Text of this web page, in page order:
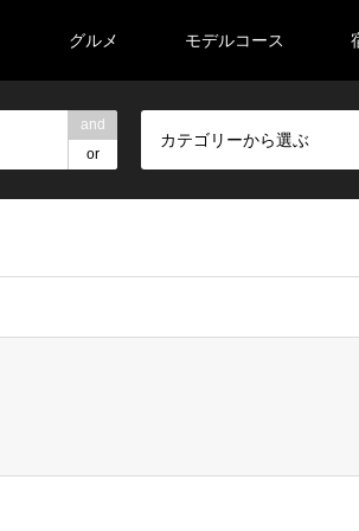
グルメ モデルコース
and
or
カテゴリーから選ぶ